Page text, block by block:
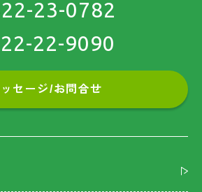
23-0782
22-9090
セージ/お問合せ